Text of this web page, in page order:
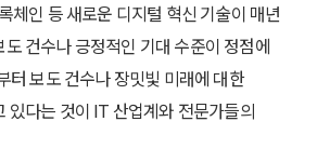
체인 등 새로운 디지털 혁신 기술이 매년
건수나 긍정적인 기대 수준이 정점에
터 보도 건수나 장밋빛 미래에 대한
있다는 것이 IT 산업계와 전문가들의